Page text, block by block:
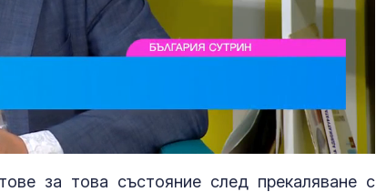
за това състояние след прекаляване с